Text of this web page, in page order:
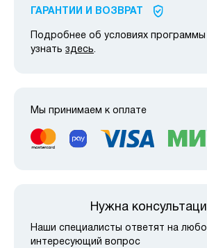
ГАРАНТИИ И ВОЗВРАТ
Подробнее об условиях
узнать здесь.
Мы принимаем к оплате
Нужна
Наши специалисты ответят на
интересующий вопрос